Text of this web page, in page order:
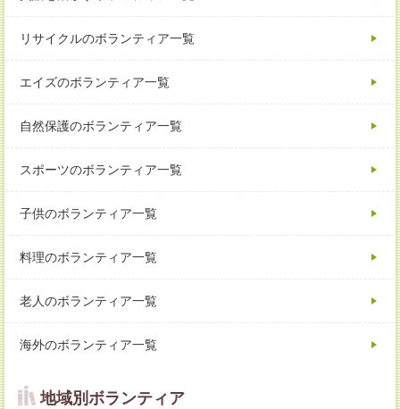
リサイクルのボランティア一覧
エイズのボランティア一覧
自然保護のボランティア一覧
スポーツのボランティア一覧
子供のボランティア一覧
料理のボランティア一覧
老人のボランティア一覧
海外のボランティア一覧
地域別ボランティア